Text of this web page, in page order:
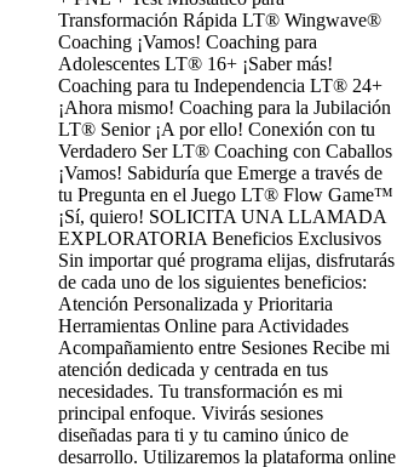
Transformación Rápida LT® Wingwave®
Coaching ¡Vamos! Coaching para
Adolescentes LT® 16+ ¡Saber más!
Coaching para tu Independencia LT® 24+
¡Ahora mismo! Coaching para la Jubilación
LT® Senior ¡A por ello! Conexión con tu
Verdadero Ser LT® Coaching con Caballos
¡Vamos! Sabiduría que Emerge a través de
tu Pregunta en el Juego LT® Flow Game™
¡Sí, quiero! SOLICITA UNA LLAMADA
EXPLORATORIA Beneficios Exclusivos
Sin importar qué programa elijas, disfrutarás
de cada uno de los siguientes beneficios:
Atención Personalizada y Prioritaria
Herramientas Online para Actividades
Acompañamiento entre Sesiones Recibe mi
atención dedicada y centrada en tus
necesidades. Tu transformación es mi
principal enfoque. Vivirás sesiones
diseñadas para ti y tu camino único de
desarrollo. Utilizaremos la plataforma online